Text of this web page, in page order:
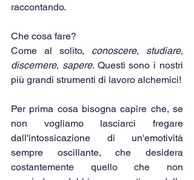
raccontando.
Che cosa fare?
Come al solito, conoscere, studiare
discernere, sapere. Questi sono i nostri
più grandi strumenti di lavoro alchemici!
Per prima cosa bisogna capire che, se
non vogliamo lasciarci fregare
dall'intossicazione di un'emotività
sempre oscillante, che desidera
costantemente quello che non